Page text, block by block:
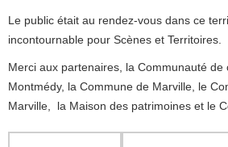
Le public était au rendez-vous dans ce
incontournable pour Scènes et Territoires.
Merci aux partenaires, la Communauté de
Montmédy, la Commune de Marville, le
Marville, la Maison des patrimoines et le